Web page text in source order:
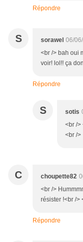
Répondre
S sorawel 06/
<br /> bah oui
voir! lol!! ça
Répondre
S sotis
<br />
<br />
C choupette82
<br />
résister !<br />
Répondre